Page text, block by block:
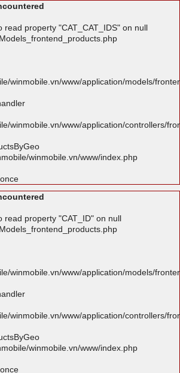
read property "CAT_CAT_IDS" on null
winmobile.vn/www/application/models/
winmobile.vn/www/application/controllers/
winmobile.vn/www/index.php
read property "CAT_ID" on null
winmobile.vn/www/application/models/
winmobile.vn/www/application/controllers/
winmobile.vn/www/index.php